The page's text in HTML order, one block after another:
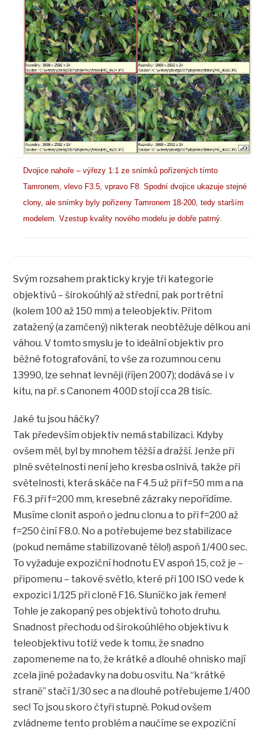
Dvojice nahoře – výřezy 1:1 ze snímků pořízených tímto
Tamronem, vlevo F3.5, vpravo F8. Spodní dvojice ukazuje stejné
clony, ale snímky byly pořízeny Tamronem 18-200, tedy starším
modelem. Vzestup kvality nového modelu je dobře patrný.
Svým rozsahem prakticky kryje tři kategorie
objektivů – širokoúhlý až střední, pak portrétní
(kolem 100 až 150 mm) a teleobjektiv. Přitom
zatažený (a zamčený) nikterak neobtěžuje délkou ani
váhou. V tomto smyslu je to ideální objektiv pro
běžné fotografování, to vše za rozumnou cenu
13990, lze sehnat levněji (říjen 2007); dodává se i v
kitu, na př. s Canonem 400D stojí cca 28 tisíc.
Jaké tu jsou háčky?
Tak především objektiv nemá stabilizaci. Kdyby
ovšem měl, byl by mnohem těžší a dražší. Jenže při
plné světelnosti není jeho kresba oslnivá, takže při
světelnosti, která skáče na F4.5 už při f=50 mm a na
F6.3 při f=200 mm, kresebné zázraky nepořídíme.
Musíme clonit aspoň o jednu clonu a to při f=200 až
f=250 činí F8.0. No a potřebujeme bez stabilizace
(pokud nemáme stabilizované tělo!) aspoň 1/400 sec.
To vyžaduje expoziční hodnotu EV aspoň 15, což je –
připomenu – takové světlo, které při 100 ISO vede k
expozici 1/125 při cloně F16. Sluníčko jak řemen!
Tohle je zakopaný pes objektivů tohoto druhu.
Snadnost přechodu od širokoúhlého objektivu k
teleobjektivu totiž vede k tomu, že snadno
zapomeneme na to, že krátké a dlouhé ohnisko mají
zcela jiné požadavky na dobu osvitu. Na “krátké
straně” stačí 1/30 sec a na dlouhé potřebujeme 1/400
sec! To jsou skoro čtyři stupně. Pokud ovšem
zvládneme tento problém a naučíme se expoziční